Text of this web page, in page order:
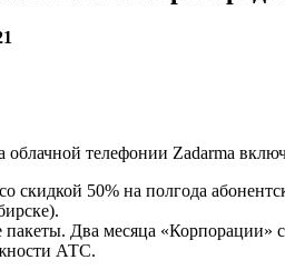
облачной телефонии Zadarma
скидкой 50% на полгода
Два месяца
АТС.